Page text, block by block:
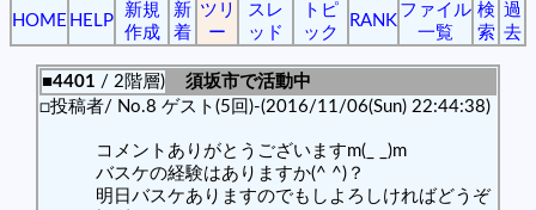
HOME HELP
新規
作成
新
着
ツリ
ー
スレ
ッド
トピ
ック
RANK
ファイル
一覧
検
索
過
去
■4401 / 2階層)
須坂市で活動中
□投稿者/ No.8 ゲスト(5回)-(2016/11/06(Sun) 22:44:38)
コメントありがとうございますm(_ _)m
バスケの経験はありますか(^ ^)？
明日バスケありますのでもしよろしければどうぞ